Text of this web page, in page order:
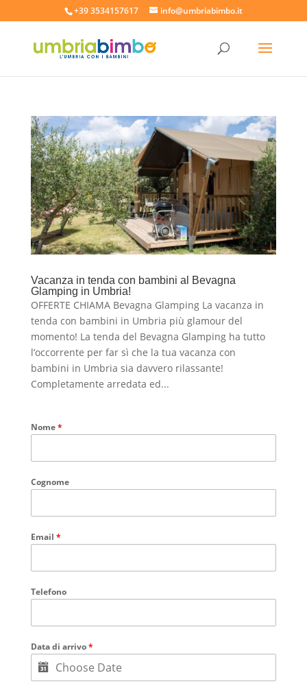
+39 3534157617 info@umbriabimbo.it
Vacanza in tenda con bambini al Bevagna
Glamping in Umbria!
OFFERTE CHIAMA Bevagna Glamping La vacanza in
tenda con bambini in Umbria più glamour del
momento! La tenda del Bevagna Glamping ha tutto
l’occorrente per far sì che la tua vacanza con
bambini in Umbria sia davvero rilassante!
Completamente arredata ed...
Nome*
Cognome
Email *
Telefono
Data di arrivo*